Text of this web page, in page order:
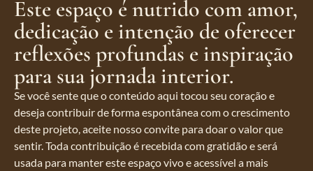
Este espaço é nutrido com amor,
dedicação e intenção de oferecer
reflexões profundas e inspiração
para sua jornada interior.
Se você sente que o conteúdo aqui tocou seu coração e
deseja contribuir de forma espontânea com o crescimento
deste projeto, aceite nosso convite para doar o valor que
sentir. Toda contribuição é recebida com gratidão e será
usada para manter este espaço vivo e acessível a mais